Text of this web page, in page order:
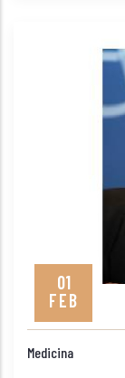
01
FEB
Medicina